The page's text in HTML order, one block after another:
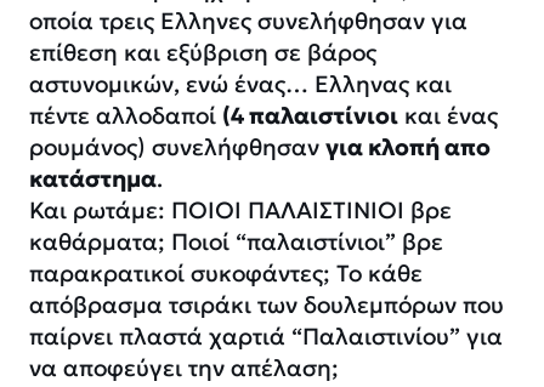
οποία τρεις Ελληνες συνελήφθησαν για
επίθεση και εξύβριση σε βάρος
αστυνομικών, ενώ ένας… Ελληνας και
πέντε αλλοδαποί (4 παλαιστίνιοι και ένας
ρουμάνος) συνελήφθησαν για κλοπή απο
κατάστημα.
Και ρωτάμε: ΠΟΙΟΙ ΠΑΛΑΙΣΤΙΝΙΟΙ βρε
καθάρματα; Ποιοί “παλαιστίνιοι” βρε
παρακρατικοί συκοφάντες; Το κάθε
απόβρασμα τσιράκι των δουλεμπόρων που
παίρνει πλαστά χαρτιά “Παλαιστινίου” για
να αποφεύγει την απέλαση;